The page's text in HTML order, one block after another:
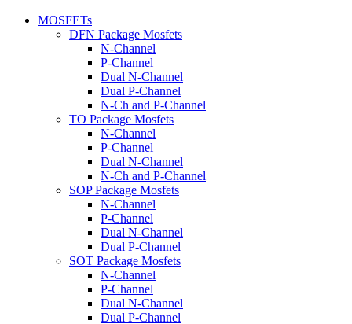
MOSFETs
DFN Package Mosfets
N-Channel
P-Channel
Dual N-Channel
Dual P-Channel
N-Ch and P-Channel
TO Package Mosfets
N-Channel
P-Channel
Dual N-Channel
N-Ch and P-Channel
SOP Package Mosfets
N-Channel
P-Channel
Dual N-Channel
Dual P-Channel
SOT Package Mosfets
N-Channel
P-Channel
Dual N-Channel
Dual P-Channel